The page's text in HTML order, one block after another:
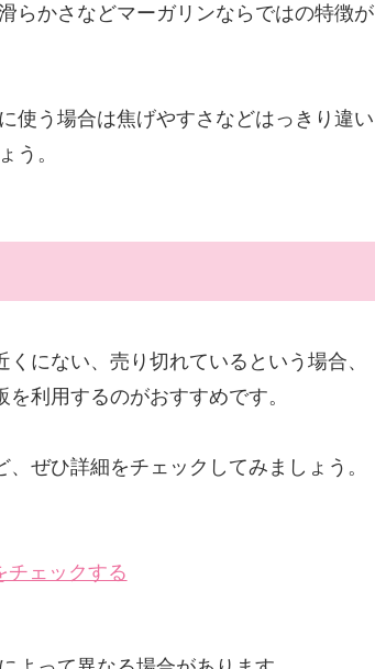
らかさなどマーガリンならではの特徴が
使う場合は焦げやすさなどはっきり違い
う。
くにない、売り切れているという場合、
利用するのがおすすめです。
ぜひ詳細をチェックしてみましょう。
チェックする